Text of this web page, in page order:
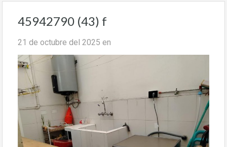
45942790 (43) f
21 de octubre del 2025 en